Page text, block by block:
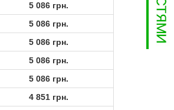
5 086 грн.
5 086 грн.
5 086 грн.
5 086 грн.
5 086 грн.
4 851 грн.